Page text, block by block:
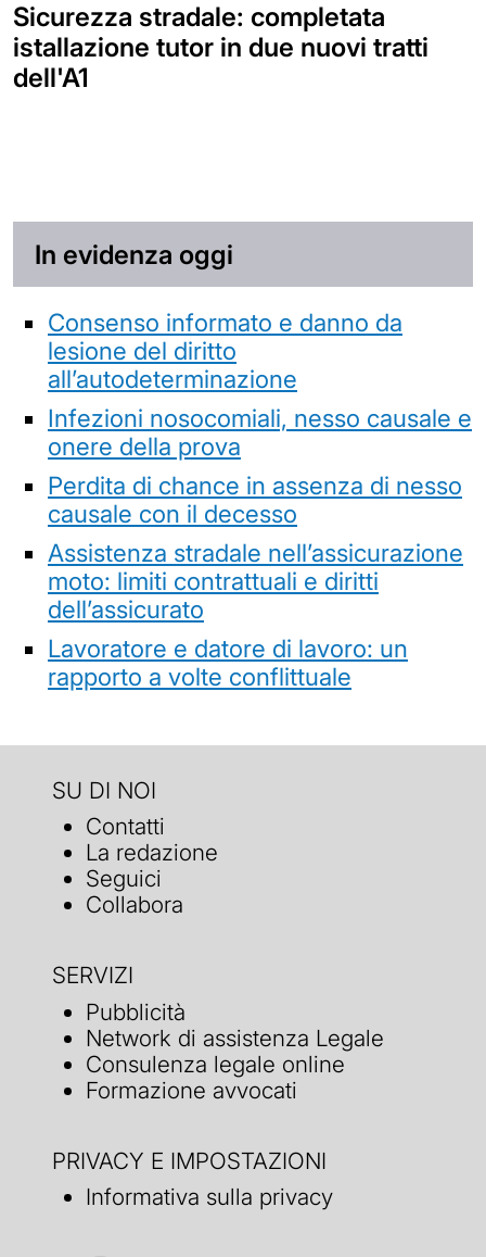
Sicurezza stradale: completata
istallazione tutor in due nuovi tratti
dell'A1
In evidenza oggi
Consenso informato e danno da
lesione del diritto
all’autodeterminazione
Infezioni nosocomiali, nesso causale e
onere della prova
Perdita di chance in assenza di nesso
causale con il decesso
Assistenza stradale nell’assicurazione
moto: limiti contrattuali e diritti
dell’assicurato
Lavoratore e datore di lavoro: un
rapporto a volte conflittuale
SU DI NOI
Contatti
La redazione
Seguici
Collabora
SERVIZI
Pubblicità
Network di assistenza Legale
Consulenza legale online
Formazione avvocati
PRIVACY E IMPOSTAZIONI
Informativa sulla privacy